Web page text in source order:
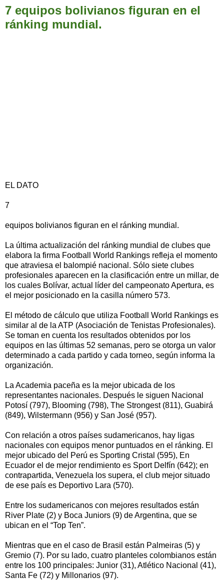
7 equipos bolivianos figuran en el
ránking mundial.
EL DATO
7
equipos bolivianos figuran en el ránking mundial.
La última actualización del ránking mundial de clubes que
elabora la firma Football World Rankings refleja el momento
que atraviesa el balompié nacional. Sólo siete clubes
profesionales aparecen en la clasificación entre un millar, de
los cuales Bolívar, actual líder del campeonato Apertura, es
el mejor posicionado en la casilla número 573.
El método de cálculo que utiliza Football World Rankings es
similar al de la ATP (Asociación de Tenistas Profesionales).
Se toman en cuenta los resultados obtenidos por los
equipos en las últimas 52 semanas, pero se otorga un valor
determinado a cada partido y cada torneo, según informa la
organización.
La Academia paceña es la mejor ubicada de los
representantes nacionales. Después le siguen Nacional
Potosí (797), Blooming (798), The Strongest (811), Guabirá
(849), Wilstermann (956) y San José (957).
Con relación a otros países sudamericanos, hay ligas
nacionales con equipos menor puntuados en el ránking. El
mejor ubicado del Perú es Sporting Cristal (595), En
Ecuador el de mejor rendimiento es Sport Delfín (642); en
contrapartida, Venezuela los supera, el club mejor situado
de ese país es Deportivo Lara (570).
Entre los sudamericanos con mejores resultados están
River Plate (2) y Boca Juniors (9) de Argentina, que se
ubican en el “Top Ten”.
Mientras que en el caso de Brasil están Palmeiras (5) y
Gremio (7). Por su lado, cuatro planteles colombianos están
entre los 100 principales: Junior (31), Atlético Nacional (41),
Santa Fe (72) y Millonarios (97).